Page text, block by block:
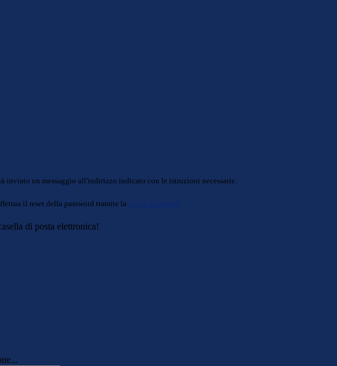
inviato un messaggio all'indirizzo indicato con le istruzioni necessarie.
il reset della password tramite la Login Spaggiari
di posta elettronica!